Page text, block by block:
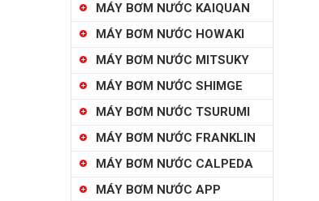
MÁY BƠM NƯỚC KAIQUAN
MÁY BƠM NƯỚC HOWAKI
MÁY BƠM NƯỚC MITSUKY
MÁY BƠM NƯỚC SHIMGE
MÁY BƠM NƯỚC TSURUMI
MÁY BƠM NƯỚC FRANKLIN
MÁY BƠM NƯỚC CALPEDA
MÁY BƠM NƯỚC APP